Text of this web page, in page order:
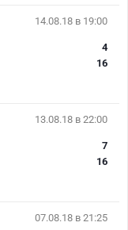
14.08.18 в 19:00
4
16
13.08.18 в 22:00
7
16
07.08.18 в 21:25